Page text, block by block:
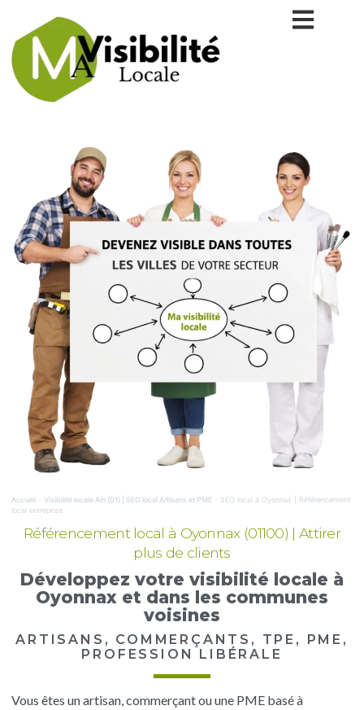
Accueil- Visibilité locale Ain (01) | SEO local Artisans et PME - SEO local à Oyonnax | Référencement
local entreprise
Référencement local à Oyonnax (01100) | Attirer
plus de clients
Développez votre visibilité locale à
Oyonnax et dans les communes
voisines
ARTISANS, COMMERÇANTS, TPE, PME,
PROFESSION LIBÉRALE
Vous êtes un artisan, commerçant ou une PME basé à